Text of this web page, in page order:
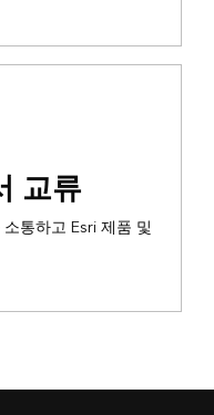
교류
통하고 Esri 제품 및